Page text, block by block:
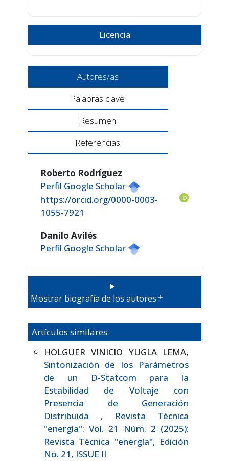
Licencia
Autores/as
Palabras clave
Resumen
Referencias
Roberto Rodríguez
Perfil Google Scholar
https://orcid.org/0000-0003-
1055-7921
Danilo Avilés
Perfil Google Scholar
Mostrar biografía de los autores
Artículos similares
HOLGUER VINICIO YUGLA LEMA,
Sintonización de los Parámetros
de un D-Statcom para la
Estabilidad de Voltaje con
Presencia de Generación
Distribuida , Revista Técnica
"energía": Vol. 21 Núm. 2 (2025):
Revista Técnica "energía", Edición
No. 21, ISSUE II